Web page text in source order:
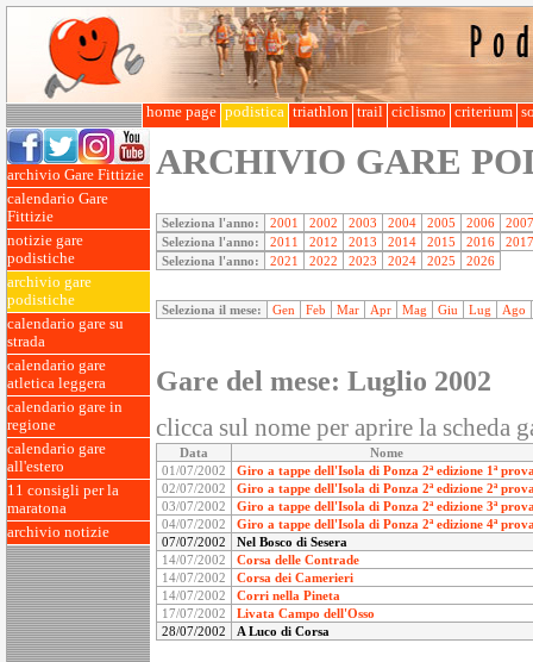
home page podistica triathlon trail ciclismo criterium
archivio Gare Fittizie
calendario Gare
Fittizie
notizie gare
podistiche
archivio gare
podistiche
calendario gare su
strada
calendario gare
atletica leggera
calendario gare in
regione
calendario gare
all'estero
11 consigli per la
maratona
archivio notizie
ARCHIVIO GARE
Seleziona l'anno: 2001 2002 2003 2004 2005 2006
2007
Seleziona l'anno:
2011 2012 2013 2014 2015 2016
2017
Seleziona l'anno:
2021 2022 2023 2024 2025 2026
Seleziona il mese: Gen Feb Mar Apr Mag Giu Lug Ago
Gare del mese: Luglio 2002
clicca sul nome per aprire la scheda
Data
Nome
01/07/2002
Giro a tappe dell'Isola di Ponza 2ª edizione 1ª
02/07/2002
Giro a tappe dell'Isola di Ponza 2ª edizione 2ª
03/07/2002
Giro a tappe dell'Isola di Ponza 2ª edizione 3ª
04/07/2002
Giro a tappe dell'Isola di Ponza 2ª edizione 4ª
07/07/2002
Nel Bosco di Sesera
14/07/2002
Corsa delle Contrade
14/07/2002
Corsa dei Camerieri
14/07/2002
Corri nella Pineta
17/07/2002
Livata Campo dell'Osso
28/07/2002
A Luco di Corsa